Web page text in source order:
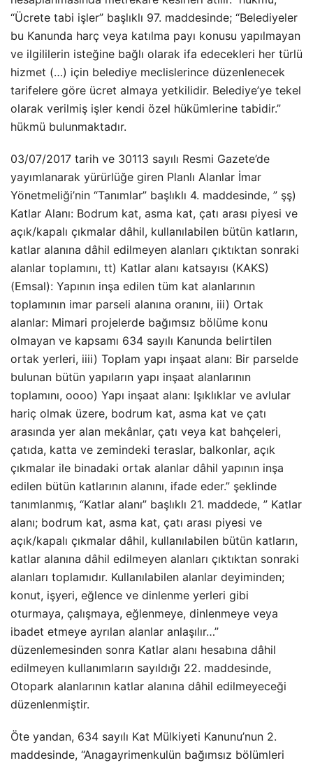
“Ücrete tabi işler” başlıklı 97. maddesinde; “Belediyeler
bu Kanunda harç veya katılma payı konusu yapılmayan
ve ilgililerin isteğine bağlı olarak ifa edecekleri her türlü
hizmet (…) için belediye meclislerince düzenlenecek
tarifelere göre ücret almaya yetkilidir. Belediye’ye tekel
olarak verilmiş işler kendi özel hükümlerine tabidir.”
hükmü bulunmaktadır.
03/07/2017 tarih ve 30113 sayılı Resmi Gazete’de
yayımlanarak yürürlüğe giren Planlı Alanlar İmar
Yönetmeliği’nin “Tanımlar” başlıklı 4. maddesinde, ” şş)
Katlar Alanı: Bodrum kat, asma kat, çatı arası piyesi ve
açık/kapalı çıkmalar dâhil, kullanılabilen bütün katların,
katlar alanına dâhil edilmeyen alanları çıktıktan sonraki
alanlar toplamını, tt) Katlar alanı katsayısı (KAKS)
(Emsal): Yapının inşa edilen tüm kat alanlarının
toplamının imar parseli alanına oranını, iii) Ortak
alanlar: Mimari projelerde bağımsız bölüme konu
olmayan ve kapsamı 634 sayılı Kanunda belirtilen
ortak yerleri, iiii) Toplam yapı inşaat alanı: Bir parselde
bulunan bütün yapıların yapı inşaat alanlarının
toplamını, oooo) Yapı inşaat alanı: Işıklıklar ve avlular
hariç olmak üzere, bodrum kat, asma kat ve çatı
arasında yer alan mekânlar, çatı veya kat bahçeleri,
çatıda, katta ve zemindeki teraslar, balkonlar, açık
çıkmalar ile binadaki ortak alanlar dâhil yapının inşa
edilen bütün katlarının alanını, ifade eder.” şeklinde
tanımlanmış, “Katlar alanı” başlıklı 21. maddede, ” Katlar
alanı; bodrum kat, asma kat, çatı arası piyesi ve
açık/kapalı çıkmalar dâhil, kullanılabilen bütün katların,
katlar alanına dâhil edilmeyen alanları çıktıktan sonraki
alanları toplamıdır. Kullanılabilen alanlar deyiminden;
konut, işyeri, eğlence ve dinlenme yerleri gibi
oturmaya, çalışmaya, eğlenmeye, dinlenmeye veya
ibadet etmeye ayrılan alanlar anlaşılır…”
düzenlemesinden sonra Katlar alanı hesabına dâhil
edilmeyen kullanımların sayıldığı 22. maddesinde,
Otopark alanlarının katlar alanına dâhil edilmeyeceği
düzenlenmiştir.
Öte yandan, 634 sayılı Kat Mülkiyeti Kanunu’nun 2.
maddesinde, “Anagayrimenkulün bağımsız bölümleri